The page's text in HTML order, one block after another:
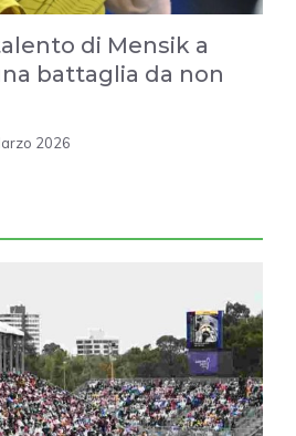
di Mensik a
battaglia da non
2026